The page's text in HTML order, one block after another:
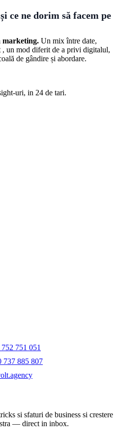
ce ne dorim să facem pe
marketing. Un mix între date,
un mod diferit de a privi digitalul,
de gândire și abordare.
uri, in 24 de tari.
751 051
737 885 807
si sfaturi de business si crestere
— direct in inbox.